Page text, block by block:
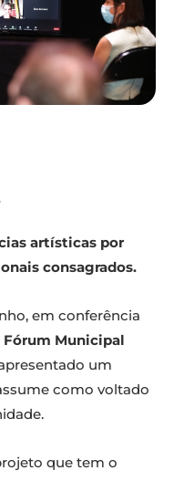
artísticas por
consagrados.
em conferência
Fórum Municipal
um
como voltado
que tem o